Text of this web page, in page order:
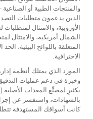
والمنتجات الطبية أو
المتعلقة باللوائح البيئية،
الاحترافية.
المورد الذي يمتلك أنظمة
وخبرة في دعم عمليات
بالشهادات، واستفسر عن
كانت أسواقك المستهدفة